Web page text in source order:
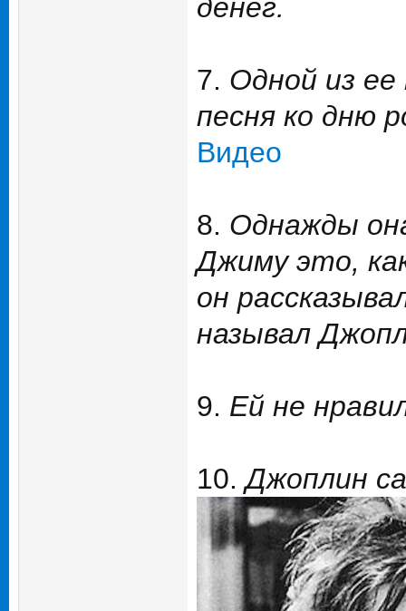
денег.
7. Одной из ее
песня ко дню
Видео
8. Однажды
Джиму это,
он
называл
9. Ей не
10.Джоплин